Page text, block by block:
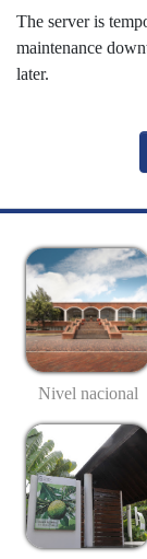
The server is
maintenance
later.
Nivel nacional